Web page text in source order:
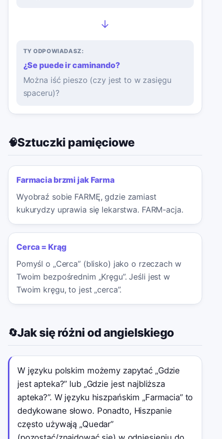
→
TY ODPOWIADASZ:
¿Se puede ir caminando?
Można iść pieszo (czy jest to w zasięgu
spaceru)?
🧠Sztuczki pamięciowe
Farmacia brzmi jak Farma
Wyobraź sobie FARMĘ, gdzie zamiast
kukurydzy uprawia się lekarstwa. FARM-acja.
Cerca = Krąg
Pomyśl o „Cerca” (blisko) jako o rzeczach w
Twoim bezpośrednim „Kręgu”. Jeśli jest w
Twoim kręgu, to jest „cerca”.
🔄Jak się różni od angielskiego
W języku polskim możemy zapytać „Gdzie
jest apteka?” lub „Gdzie jest najbliższa
apteka?”. W języku hiszpańskim „Farmacia” to
dedykowane słowo. Ponadto, Hiszpanie
często używają „Quedar”